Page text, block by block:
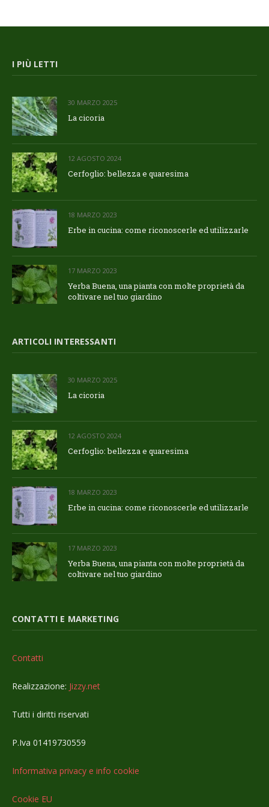
I PIÙ LETTI
30 MARZO 2025
La cicoria
12 AGOSTO 2024
Cerfoglio: bellezza e quaresima
18 MARZO 2023
Erbe in cucina: come riconoscerle ed utilizzarle
17 MARZO 2023
Yerba Buena, una pianta con molte proprietà da
coltivare nel tuo giardino
ARTICOLI INTERESSANTI
30 MARZO 2025
La cicoria
12 AGOSTO 2024
Cerfoglio: bellezza e quaresima
18 MARZO 2023
Erbe in cucina: come riconoscerle ed utilizzarle
17 MARZO 2023
Yerba Buena, una pianta con molte proprietà da
coltivare nel tuo giardino
CONTATTI E MARKETING
Contatti
Realizzazione: Jizzy.net
Tutti i diritti riservati
P.Iva 01419730559
Informativa privacy e info cookie
Cookie EU